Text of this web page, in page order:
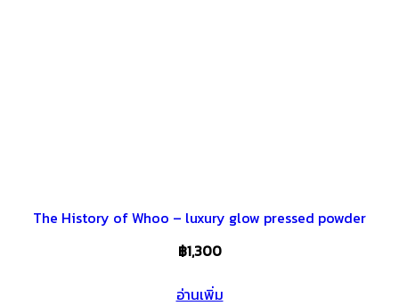
The History of Whoo – luxury glow pressed powder
฿1,300
อ่านเพิ่ม